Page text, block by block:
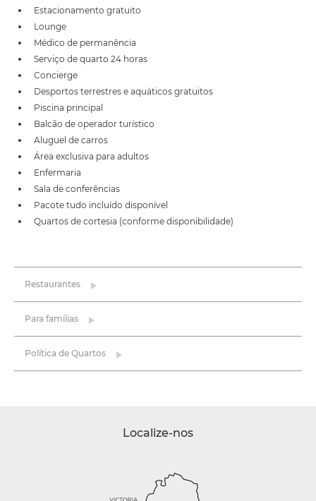
Estacionamento gratuito
Lounge
Médico de permanência
Serviço de quarto 24 horas
Concierge
Desportos terrestres e aquáticos gratuitos
Piscina principal
Balcão de operador turístico
Aluguel de carros
Área exclusiva para adultos
Enfermaria
Sala de conferências
Pacote tudo incluído disponível
Quartos de cortesia (conforme disponibilidade)
Restaurantes
Para famílias
Política de Quartos
Localize-nos